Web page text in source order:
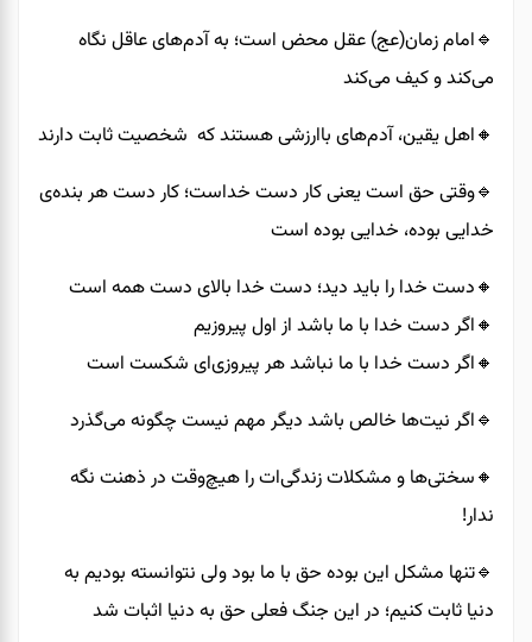
🔹️امام زمان(عج) عقل محض است؛ به آدم‌های عاقل نگاه
می‌کند و کیف می‌کند
🔸️اهل یقین، آدم‌های باارزشی هستند که شخصیت ثابت دارند
🔹️وقتی حق است یعنی کار دست خداست؛ کار دست هر بنده‌ی
خدایی بوده، خدایی بوده است
🔸️دست خدا را باید دید؛ دست خدا بالای دست همه است
🔸️اگر دست خدا با ما باشد از اول پیروزیم
🔸️اگر دست خدا با ما نباشد هر پیروزی‌ای شکست است
🔹️اگر نیت‌ها خالص باشد دیگر مهم نیست چگونه می‌گذرد
🔸️سختی‌ها و مشکلات زندگی‌ات را هیچ‌وقت در ذهنت نگه
ندار!
🔹️تنها مشکل این بوده حق با ما بود ولی نتوانسته بودیم به
دنیا ثابت کنیم؛ در این جنگ فعلی حق به دنیا اثبات شد